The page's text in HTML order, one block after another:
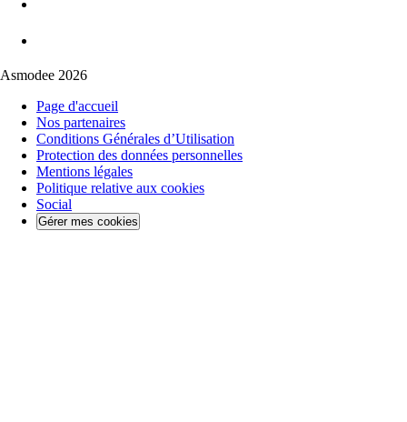
Asmodee 2026
Page d'accueil
Nos partenaires
Conditions Générales d’Utilisation
Protection des données personnelles
Mentions légales
Politique relative aux cookies
Social
Gérer mes cookies